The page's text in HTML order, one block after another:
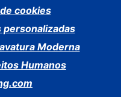
cookies
Moderna
Humanos